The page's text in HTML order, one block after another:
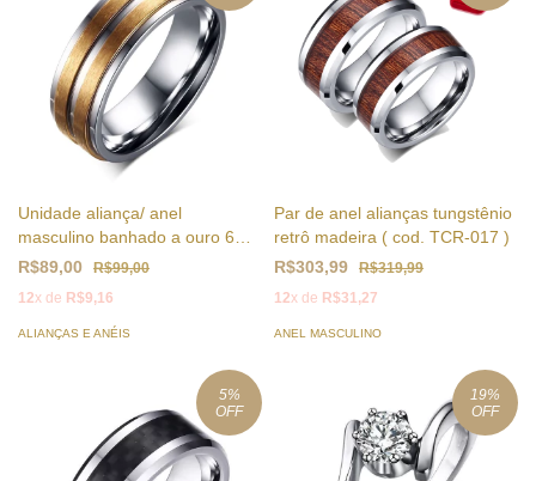
Unidade aliança/ anel
masculino banhado a ouro 6
mm ( cod. CR-026M )
R$89,00
R$99,00
12x de R$9,16
ALIANÇAS E ANÉIS
Par de anel alianças tungstênio
retrô madeira ( cod. TCR-017 )
R$303,99
R$319,99
12x de R$31,27
ANEL MASCULINO
5%
OFF
19%
OFF